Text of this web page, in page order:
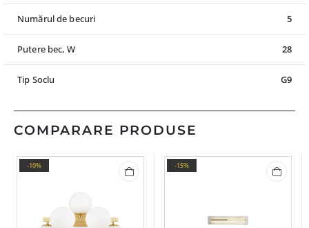
Numărul de becuri 5
Putere bec, W 28
Tip Soclu G9
COMPARARE PRODUSE
-10% -15%